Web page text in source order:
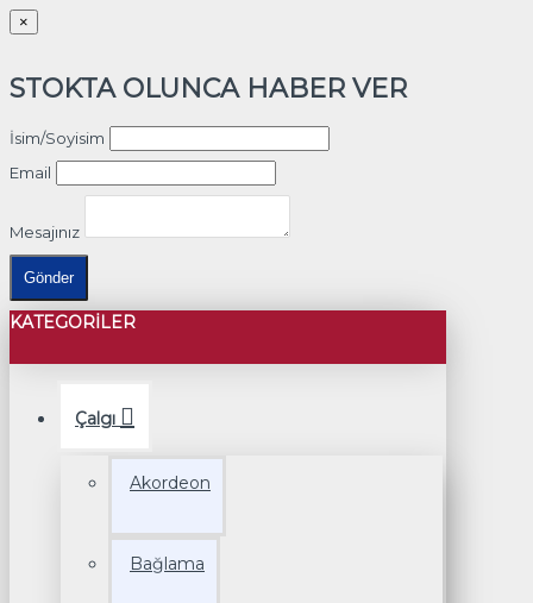
×
STOKTA OLUNCA HABER VER
İsim/Soyisim
Email
Mesajınız
Gönder
KATEGORILER
Çalgı
Akordeon
Bağlama